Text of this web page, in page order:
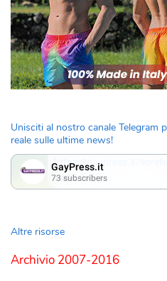
Unisciti al nostro canale Telegram
reale sulle ultime news!
Altre risorse
Archivio 2007-2016